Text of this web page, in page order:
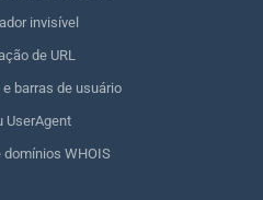
invisível
de URL
barras de usuário
UserAgent
domínios WHOIS